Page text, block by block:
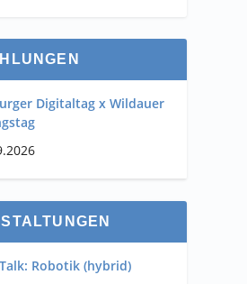
Digitaltag x Wildauer
Robotik (hybrid)